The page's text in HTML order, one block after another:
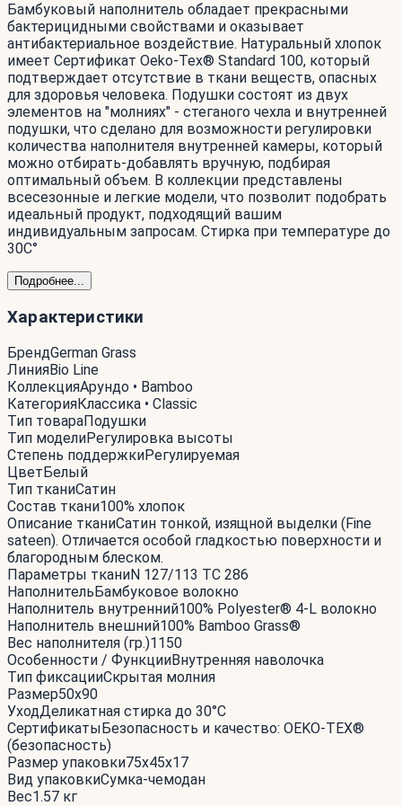
Бамбуковый наполнитель обладает прекрасными
бактерицидными свойствами и оказывает
антибактериальное воздействие. Натуральный хлопок
имеет Сертификат Oeko-Tex® Standard 100, который
подтверждает отсутствие в ткани веществ, опасных
для здоровья человека. Подушки состоят из двух
элементов на "молниях" - стеганого чехла и внутренней
подушки, что сделано для возможности регулировки
количества наполнителя внутренней камеры, который
можно отбирать-добавлять вручную, подбирая
оптимальный объем. В коллекции представлены
всесезонные и легкие модели, что позволит подобрать
идеальный продукт, подходящий вашим
индивидуальным запросам. Стирка при температуре до
30С°
Подробнее...
Характеристики
БрендGerman Grass
ЛинияBio Line
КоллекцияАрундо • Bamboo
КатегорияКлассика • Classic
Тип товараПодушки
Тип моделиРегулировка высоты
Степень поддержкиРегулируемая
ЦветБелый
Тип тканиСатин
Состав ткани100% хлопок
Описание тканиСатин тонкой, изящной выделки (Fine
sateen). Отличается особой гладкостью поверхности и
благородным блеском.
Параметры тканиN 127/113 TC 286
НаполнительБамбуковое волокно
Наполнитель внутренний100% Polyester® 4-L волокно
Наполнитель внешний100% Bamboo Grass®
Вес наполнителя (гр.)1150
Особенности / ФункцииВнутренняя наволочка
Тип фиксацииСкрытая молния
Размер50x90
УходДеликатная стирка до 30°С
СертификатыБезопасность и качество: OEKO-TEX®
(безопасность)
Размер упаковки75x45x17
Вид упаковкиСумка-чемодан
Вес1.57 кг